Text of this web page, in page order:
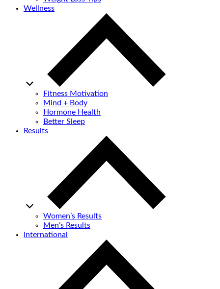
Wellness
Fitness Motivation
Mind + Body
Hormone Health
Better Sleep
Results
Women’s Results
Men’s Results
International